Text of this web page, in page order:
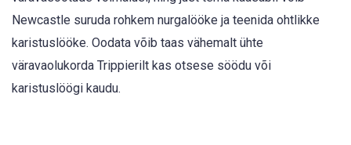
Newcastle suruda rohkem nurgalööke ja teenida ohtlikke
karistuslööke. Oodata võib taas vähemalt ühte
väravaolukorda Trippierilt kas otsese söödu või
karistuslöögi kaudu.